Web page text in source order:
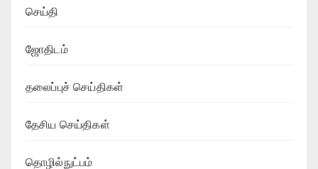
செய்தி
ஜோதிடம்
தலைப்புச் செய்திகள்
தேசிய செய்திகள்
தொழில்நுட்பம்